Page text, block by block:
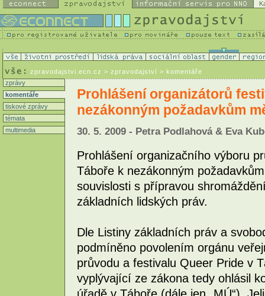
zpravodajstvi.ecn.cz > zpravodajství > komentáře
zprávy
komentáře
tiskové zprávy
témata
multimedia
Prohlášení organizátorů
nezákonným požadavkům
30. 5. 2009 - Petra Podlahová & Eva
Prohlášení organizačního výboru
Táboře k nezákonným
souvislosti s přípravou
základních lidských práv.
Dle Listiny základních práv a
podmíněno povolením orgánu
průvodu a festivalu Queer Pride v
vyplývající ze zákona tedy ohlásil